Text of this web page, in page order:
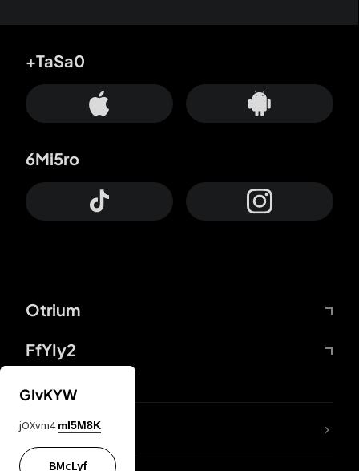
Otrium
FfYIy2
+TaSa0
6Mi5ro
DDcvSo
GIvKYW
jOXvm4 mI5M8K
BMcLyf